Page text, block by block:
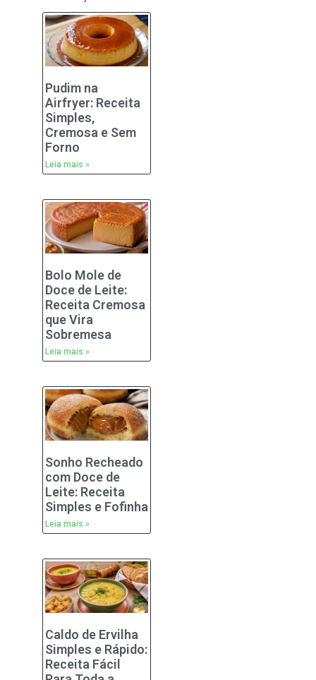
Pudim na
Airfryer: Receita
Simples,
Cremosa e Sem
Forno
Leia mais »
Bolo Mole de
Doce de Leite:
Receita Cremosa
que Vira
Sobremesa
Leia mais »
Sonho Recheado
com Doce de
Leite: Receita
Simples e Fofinha
Leia mais »
Caldo de Ervilha
Simples e Rápido:
Receita Fácil